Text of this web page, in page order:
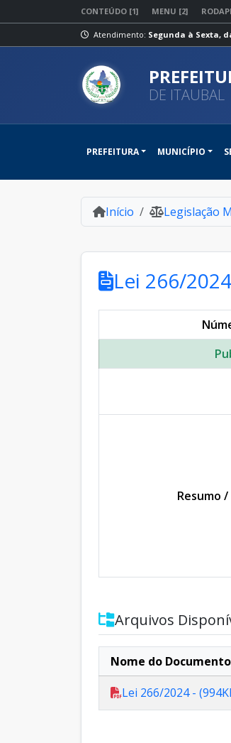
CONTEÚDO [1] MENU [2]
Atendimento: Segunda à Sexta,
DE ITAUBAL
PREFEITURA MUNICÍPIO
Início Legislação
Lei 266/2024
Resumo
Arquivos
Nome do Documento
Lei 266/2024 -